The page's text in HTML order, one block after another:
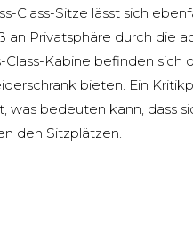
Class-Sitze lässt sich
an Privatsphäre durch die
Kabine befinden sich
bieten. Ein
was bedeuten kann, dass
den Sitzplätzen.